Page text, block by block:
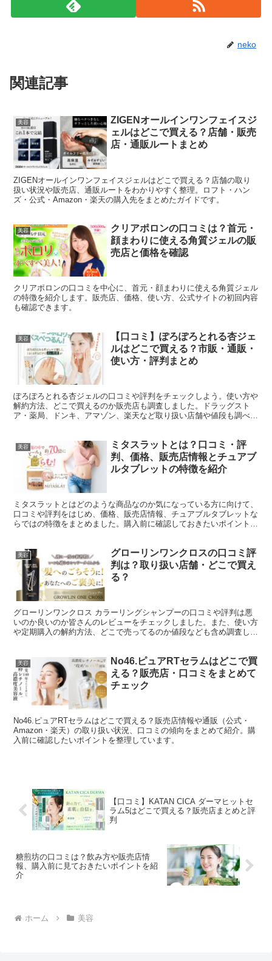
neko
関連記事
美容
ZIGENオールインワンフェイスジ
ェルはどこで買える？店舗・販売
店・通販ルートまとめ
ZIGENオールインワンフェイスジェルはどこで買える？店舗の取り
扱い状況や販売店、通販ルートをわかりやすく整理。ロフト・ハン
ズ・公式・Amazon・楽天の購入先をまとめたガイドです。
美容
クリアポロンの口コミは？首元・
顔まわりに使える角質ジェルの販
売店と価格を確認
クリアポロンの口コミを中心に、首元・顔まわりに使える角質ジェル
の特徴を紹介します。販売店、価格、使い方、公式サイトの初回内容
も確認できます。
美容
【口コミ】ぽろぽろとれる杏ジェ
ルはどこで買える？市販・通販・
使い方・評判まとめ
ぽろぽろとれる杏ジェルの口コミや評判をチェックしよう。使い方や
解約方法、どこで買えるのか販売店も調査しました。ドラッグスト
ア・薬局、ドンキ、アマゾン、楽天など取り扱い店舗や値段も調べま
美容
ミタスラットとは？口コミ・評
判、価格、販売店情報とチュアブ
ルタブレットの特徴を紹介
ミタスラットとはどのような商品なのか気になっている方に向けて、
口コミや評判をはじめ、価格、販売店情報、チュアブルタブレットな
らではの特徴をまとめました。購入前に確認しておきたいポイントを
美容
グローリンワンクロスの口コミ評
判は？取り扱い店舗・どこで買え
る？
グローリンワンクロス カラーリングシャンプーの口コミや評判は悪
いのか良いのか皆さんのレビューをチェックしました。また、使い方
や定期購入の解約方法、どこで売ってるのか値段なども含め調査しま
美容
No46.ピュアRTセラムはどこで買
える？販売店・口コミをまとめて
チェック
No46.ピュアRTセラムはどこで買える？販売店情報や通販（公式・
Amazon・楽天）の取り扱い状況、口コミの傾向をまとめて紹介。購
入前に確認したいポイントを整理しています。
【口コミ】KATAN CICA ダーマヒットセ
ラム5はどこで買える？販売店まとめと評
判
糖煎坊の口コミは？飲み方や販売店情
報、購入前に見ておきたいポイントを紹
介
ホーム 美容